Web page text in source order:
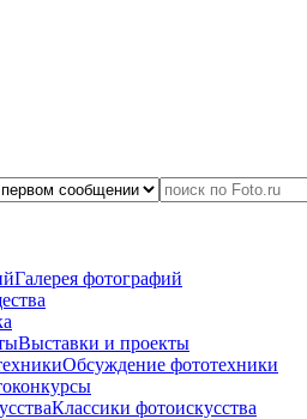
Галерея фотографий
Выставки и проекты
Обсуждение фототехники
Классики фотоискусства